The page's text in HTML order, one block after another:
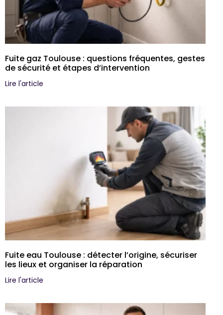
Fuite gaz Toulouse : questions fréquentes, gestes
de sécurité et étapes d’intervention
Lire l'article
Fuite eau Toulouse : détecter l’origine, sécuriser
les lieux et organiser la réparation
Lire l'article